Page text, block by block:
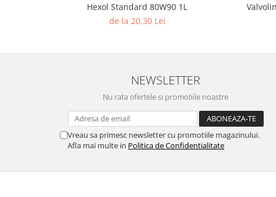
Hexol Standard 80W90 1L
de la 20,30 Lei
NEWSLETTER
Nu rata ofertele si promotiile noastre
Vreau sa primesc newsletter cu promotiile magazinului.
Afla mai multe in Politica de Confidentialitate